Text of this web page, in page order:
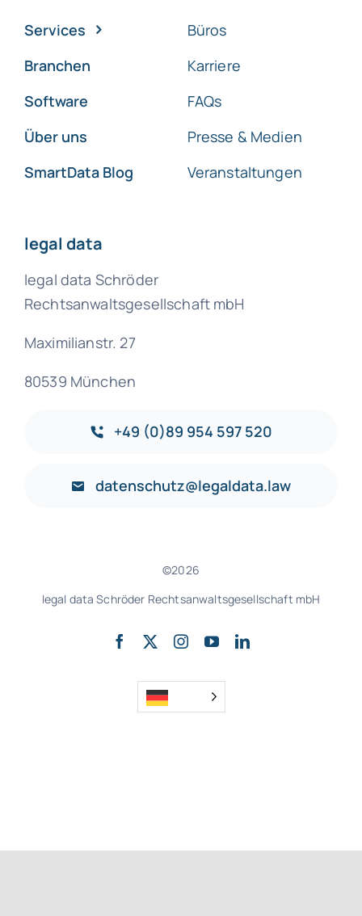
Services
Branchen
Software
Über uns
SmartData Blog
Büros
Karriere
FAQs
Presse & Medien
Veranstaltungen
legal data
legal data Schröder
Rechtsanwaltsgesellschaft mbH
Maximilianstr. 27
80539 München
+49 (0)89 954 597 520
datenschutz@legaldata.law
©2026
legal data Schröder Rechtsanwaltsgesellschaft mbH